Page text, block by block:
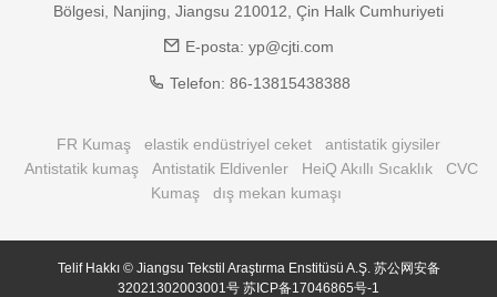
Bölgesi, Nanjing, Jiangsu 210012, Çin Halk Cumhuriyeti
E-posta: yp@cjti.com
Telefon: 86-13815438388
FR Kumaş elastik endüstriyel ceket
antistatik giysiler
Antistatik kumaş
Antistatik Eldivenler HeiQ Akıllı Sıcaklık
CVC
Kumaş
dış mekan kumaşı
Telif Hakkı © Jiangsu Tekstil Araştırma Enstitüsü A.Ş. 苏公网安备
32021302003001号 苏ICP备17046865号-1